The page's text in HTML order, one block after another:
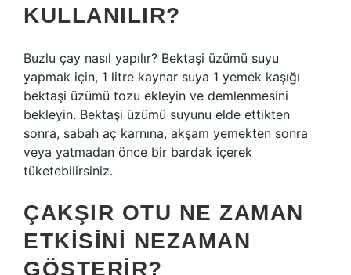
KULLANILIR?
Buzlu çay nasıl yapılır? Bektaşi üzümü suyu
yapmak için, 1 litre kaynar suya 1 yemek kaşığı
bektaşi üzümü tozu ekleyin ve demlenmesini
bekleyin. Bektaşi üzümü suyunu elde ettikten
sonra, sabah aç karnına, akşam yemekten sonra
veya yatmadan önce bir bardak içerek
tüketebilirsiniz.
ÇAKŞIR OTU NE ZAMAN
ETKISINI NEZAMAN
GÖSTERIR?